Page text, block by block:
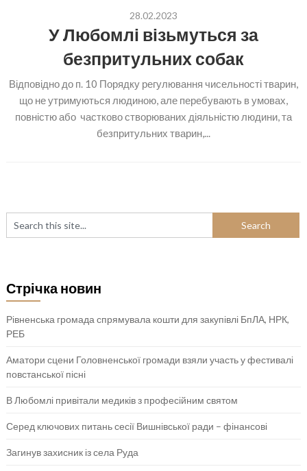
28.02.2023
У Любомлі візьмуться за
безпритульних собак
Відповідно до п. 10 Порядку регулювання чисельності тварин,
що не утримуються людиною, але перебувають в умовах,
повністю або частково створюваних діяльністю людини, та
безпритульних тварин,...
Стрічка новин
Рівненська громада спрямувала кошти для закупівлі БпЛА, НРК,
РЕБ
Аматори сцени Головненської громади взяли участь у фестивалі
повстанської пісні
В Любомлі привітали медиків з професійним святом
Серед ключових питань сесії Вишнівської ради – фінансові
Загинув захисник із села Руда